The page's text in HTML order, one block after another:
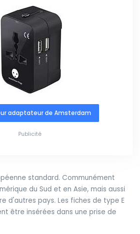
adaptateur de Amsterdam
Publicité
standard. Communément
du Sud et en Asie, mais aussi
d'autres pays. Les fiches de type E
être insérées dans une prise de